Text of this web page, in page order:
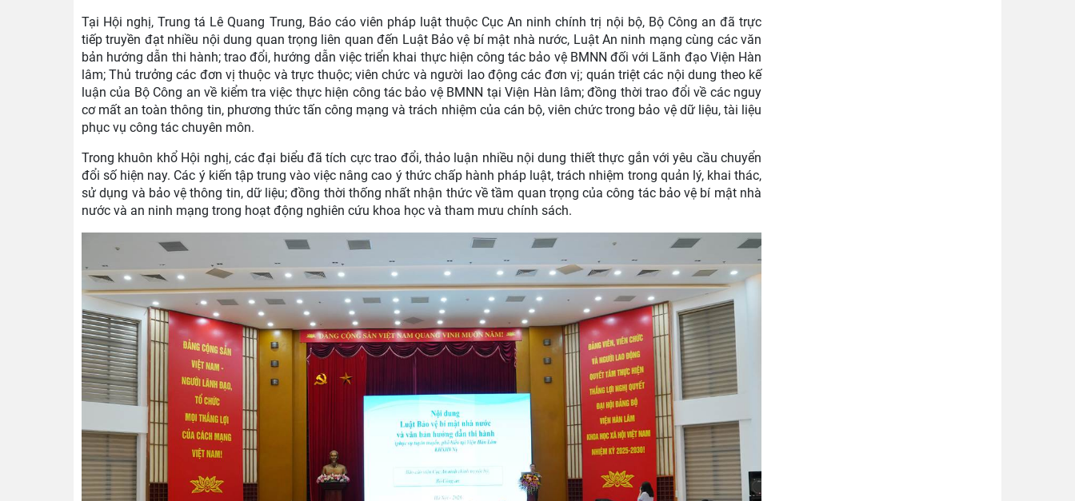
Tại Hội nghị, Trung tá Lê Quang Trung, Báo cáo viên pháp luật thuộc Cục An ninh chính trị nội bộ, Bộ Công an đã trực
tiếp truyền đạt nhiều nội dung quan trọng liên quan đến Luật Bảo vệ bí mật nhà nước, Luật An ninh mạng cùng các văn
bản hướng dẫn thi hành; trao đổi, hướng dẫn việc triển khai thực hiện công tác bảo vệ BMNN đối với Lãnh đạo Viện Hàn
lâm; Thủ trưởng các đơn vị thuộc và trực thuộc; viên chức và người lao động các đơn vị; quán triệt các nội dung theo kế
luận của Bộ Công an về kiểm tra việc thực hiện công tác bảo vệ BMNN tại Viện Hàn lâm; đồng thời trao đổi về các nguy
cơ mất an toàn thông tin, phương thức tấn công mạng và trách nhiệm của cán bộ, viên chức trong bảo vệ dữ liệu, tài liệu
phục vụ công tác chuyên môn.
Trong khuôn khổ Hội nghị, các đại biểu đã tích cực trao đổi, thảo luận nhiều nội dung thiết thực gắn với yêu cầu chuyển
đổi số hiện nay. Các ý kiến tập trung vào việc nâng cao ý thức chấp hành pháp luật, trách nhiệm trong quản lý, khai thác,
sử dụng và bảo vệ thông tin, dữ liệu; đồng thời thống nhất nhận thức về tầm quan trọng của công tác bảo vệ bí mật nhà
nước và an ninh mạng trong hoạt động nghiên cứu khoa học và tham mưu chính sách.